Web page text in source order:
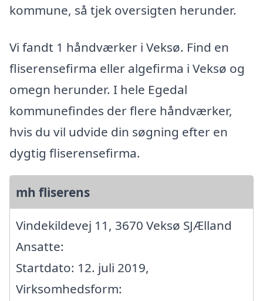
kommune, så tjek oversigten herunder.
Vi fandt 1 håndværker i Veksø. Find en
fliserensefirma eller algefirma i Veksø og
omegn herunder. I hele Egedal
kommunefindes der flere håndværker,
hvis du vil udvide din søgning efter en
dygtig fliserensefirma.
mh fliserens
Vindekildevej 11, 3670 Veksø SJÆlland
Ansatte:
Startdato: 12. juli 2019,
Virksomhedsform: